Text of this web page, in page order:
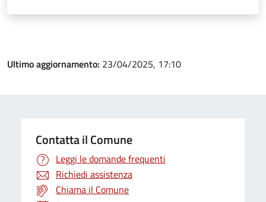
Ultimo aggiornamento: 23/04/2025, 17:10
Contatta il Comune
Leggi le domande frequenti
Richiedi assistenza
Chiama il Comune